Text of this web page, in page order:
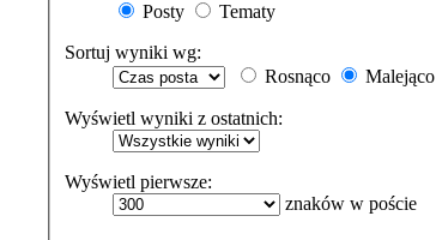
Posty
Tematy
Sortuj wyniki wg:
Rosnąco
Malejąco
Wyświetl wyniki z ostatnich:
Wyświetl pierwsze:
znaków w poście